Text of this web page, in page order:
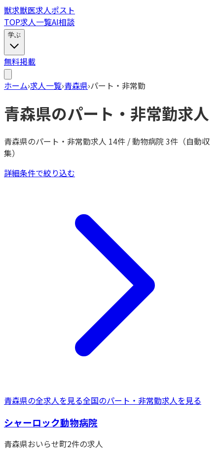
獣求獣医求人ポスト
TOP求人一覧AI相談
学ぶ
無料掲載
ホーム›求人一覧›青森県›パート・非常勤
青森県のパート・非常勤求人
青森県のパート・非常勤求人 14件 / 動物病院 3件（自動収
集）
詳細条件で絞り込む
青森県の全求人を見る全国のパート・非常勤求人を見る
シャーロック動物病院
青森県おいらせ町2件の求人